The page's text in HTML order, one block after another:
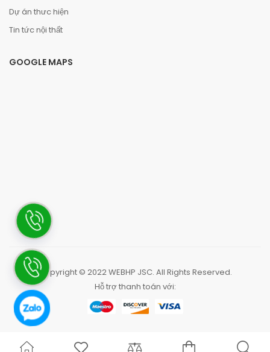
Dự án thưc hiện
Tin tức nội thất
GOOGLE MAPS
Copyright © 2022WEBHP JSC. All Rights Reserved.
Hỗ trợ thanh toán với: